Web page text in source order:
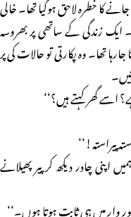
کا خطرہ لاحق ہوگیا تھا۔ خالی
زندگی کے ساتھی پر بھروسہ
تھا۔ وہ پکارتی تو حالات کی پر
اسے گھر کہتے ہیں؟‘‘
پیراستہ!‘‘
چادر دیکھ کر پیر پھیلانے
وار میں ہی ثابت ہوتا ہوں۔‘‘